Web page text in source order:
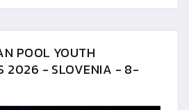
POOL YOUTH
2026 - SLOVENIA - 8-